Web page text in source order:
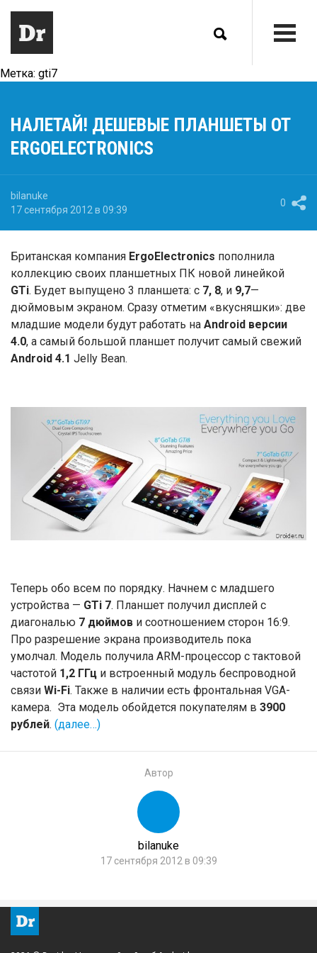
Метка: gti7
НАЛЕТАЙ! ДЕШЕВЫЕ ПЛАНШЕТЫ ОТ
ERGOELECTRONICS
bilanuke
17 сентября 2012 в 09:39
0
Британская компания ErgoElectronics пополнила
коллекцию своих планшетных ПК новой линейкой
GTi. Будет выпущено 3 планшета: с 7, 8, и 9,7—
дюймовым экраном. Сразу отметим «вкусняшки»: две
младшие модели будут работать на Android версии
4.0, а самый большой планшет получит самый свежий
Android 4.1 Jelly Bean.
Теперь обо всем по порядку. Начнем с младшего
устройства — GTi 7. Планшет получил дисплей с
диагональю 7 дюймов и соотношением сторон 16:9.
Про разрешение экрана производитель пока
умолчал. Модель получила ARM-процессор с тактовой
частотой 1,2 ГГц и встроенный модуль беспроводной
связи Wi-Fi. Также в наличии есть фронтальная VGA-
камера. Эта модель обойдется покупателям в 3900
рублей. (далее…)
Автор
bilanuke
17 сентября 2012 в 09:39